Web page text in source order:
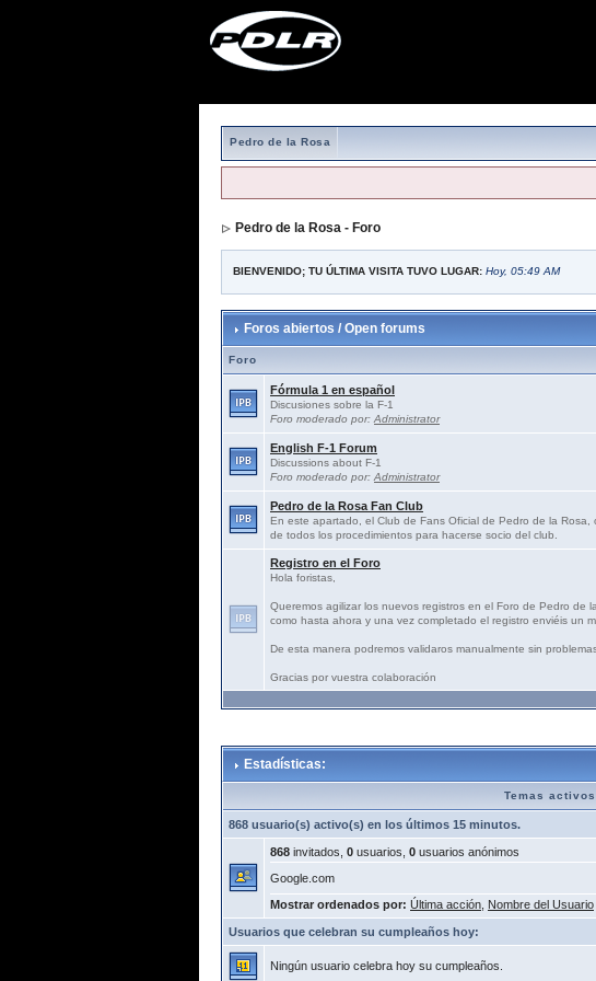
Pedro de la Rosa
Pedro de la Rosa - Foro
BIENVENIDO; TU ÚLTIMA VISITA TUVO LUGAR: Hoy, 05:49 AM
Foros abiertos / Open forums
Foro
Fórmula 1 en español
Discusiones sobre la F-1
Foro moderado por: Administrator
English F-1 Forum
Discussions about F-1
Foro moderado por: Administrator
Pedro de la Rosa Fan Club
En este apartado, el Club de Fans Oficial de Pedro de la
de todos los procedimientos para hacerse socio del club.
Registro en el Foro
Hola foristas,
Queremos agilizar los nuevos registros en el Foro de Pedro de
como hasta ahora y una vez completado el registro enviéis un
De esta manera podremos validaros manualmente sin
Gracias por vuestra colaboración
Estadísticas:
Temas
868 usuario(s) activo(s) en los últimos 15 minutos.
868 invitados, 0 usuarios, 0 usuarios anónimos
Google.com
Mostrar ordenados por: Última acción Nombre del Usuario
Usuarios que celebran su cumpleaños hoy:
Ningún usuario celebra hoy su cumpleaños.